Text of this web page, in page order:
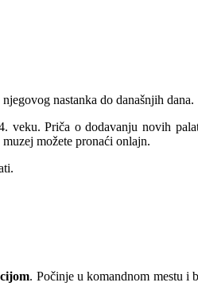
nastanka do današnjih dana.
veku. Priča o dodavanju novih
možete pronaći onlajn.
. Počinje u komandnom mestu i